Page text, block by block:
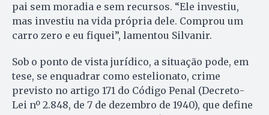
pai sem moradia e sem recursos. “Ele investiu,
mas investiu na vida própria dele. Comprou um
carro zero e eu fiquei”, lamentou Silvanir.
Sob o ponto de vista jurídico, a situação pode, em
tese, se enquadrar como estelionato, crime
previsto no artigo 171 do Código Penal (Decreto-
Lei nº 2.848, de 7 de dezembro de 1940), que define